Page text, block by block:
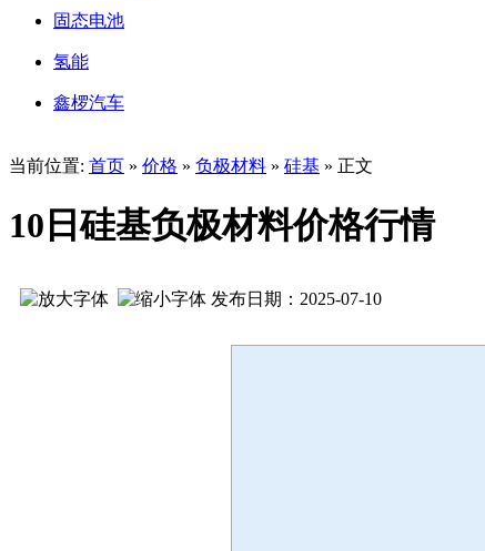
固态电池
氢能
鑫椤汽车
当前位置: 首页 » 价格 » 负极材料 » 硅基 » 正文
10日硅基负极材料价格行情
发布日期：2025-07-10